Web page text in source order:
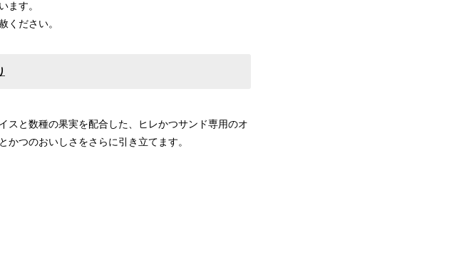
ます。
ください。
スと数種の果実を配合した、ヒレかつサンド専用のオ
かつのおいしさをさらに引き立てます。